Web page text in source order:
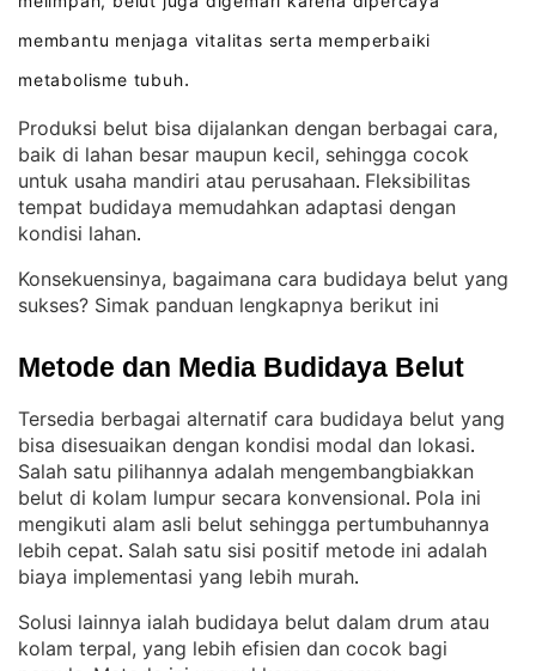
membantu menjaga vitalitas serta memperbaiki
metabolisme tubuh.
Produksi belut bisa dijalankan dengan berbagai cara,
baik di lahan besar maupun kecil, sehingga cocok
untuk usaha mandiri atau perusahaan. Fleksibilitas
tempat budidaya memudahkan adaptasi dengan
kondisi lahan.
Konsekuensinya, bagaimana cara budidaya belut yang
sukses? Simak panduan lengkapnya berikut ini
Metode dan Media Budidaya Belut
Tersedia berbagai alternatif cara budidaya belut yang
bisa disesuaikan dengan kondisi modal dan lokasi
Salah satu pilihannya adalah mengembangbiakkan
belut di kolam lumpur secara konvensional. Pola ini
mengikuti alam asli belut sehingga pertumbuhannya
lebih cepat. Salah satu sisi positif metode ini adalah
biaya implementasi yang lebih murah.
Solusi lainnya ialah budidaya belut dalam drum atau
kolam terpal, yang lebih efisien dan cocok bagi